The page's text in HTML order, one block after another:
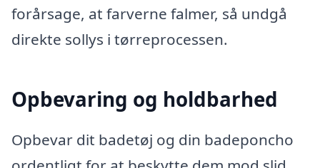
forårsage, at farverne falmer, så undgå
direkte sollys i tørreprocessen.
Opbevaring og holdbarhed
Opbevar dit badetøj og din badeponcho